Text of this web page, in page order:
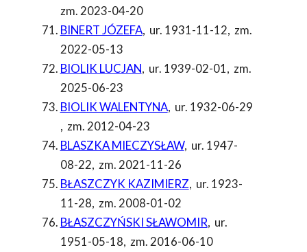
zm. 2023-04-20
BINERT JÓZEFA, ur. 1931-11-12, zm.
2022-05-13
BIOLIK LUCJAN, ur. 1939-02-01, zm.
2025-06-23
BIOLIK WALENTYNA, ur. 1932-06-29
, zm. 2012-04-23
BLASZKA MIECZYSŁAW, ur. 1947-
08-22, zm. 2021-11-26
BŁASZCZYK KAZIMIERZ, ur. 1923-
11-28, zm. 2008-01-02
BŁASZCZYŃSKI SŁAWOMIR, ur.
1951-05-18, zm. 2016-06-10